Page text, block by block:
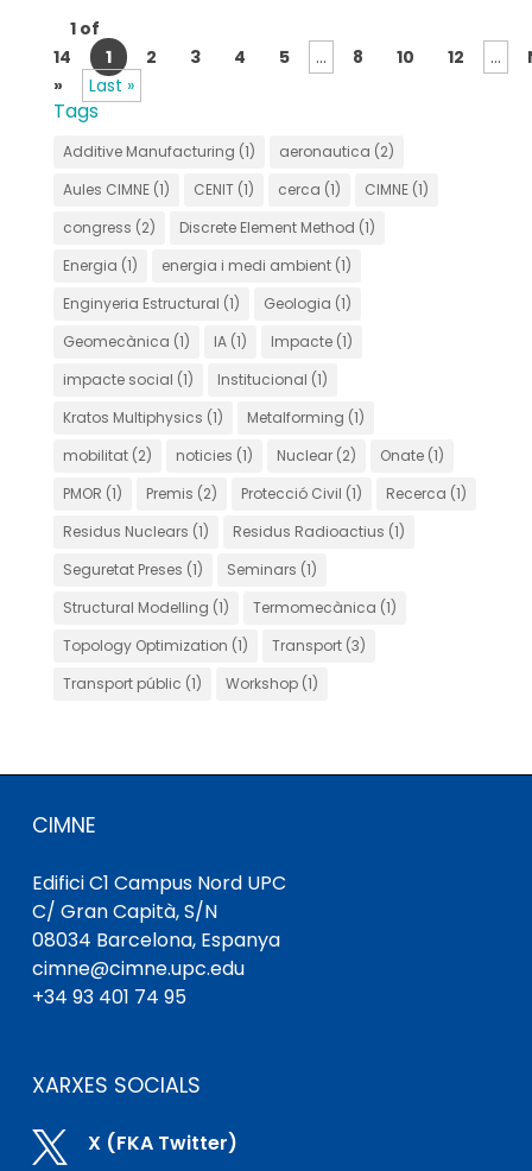
1 of
14
1 2 3 4 5 ... 8 10 12 ...
»
Last »
Tags
Additive Manufacturing (1) aeronautica (2)
Aules CIMNE(1) CENIT(1) cerca (1) CIMNE(1)
congress (2) Discrete Element Method (1)
Energia (1) energia i medi ambient(1)
Enginyeria Estructural (1) Geologia (1)
Geomecànica (1) IA(1) Impacte(1)
impacte social (1) Institucional (1)
Kratos Multiphysics (1) Metalforming (1)
mobilitat(2) noticies (1) Nuclear(2) Onate(1)
PMOR (1) Premis (2) Protecció Civil (1) Recerca (1)
Residus Nuclears (1) Residus Radioactius (1)
Seguretat Preses (1) Seminars (1)
Structural Modelling (1) Termomecànica (1)
Topology Optimization (1) Transport(3)
Transport públic (1) Workshop(1)
CIMNE
Edifici C1 Campus Nord UPC
C/ Gran Capità, S/N
08034 Barcelona, ​​Espanya
cimne@cimne.upc.edu
+34 93 401 74 95
XARXES SOCIALS
 X (FKA Twitter)